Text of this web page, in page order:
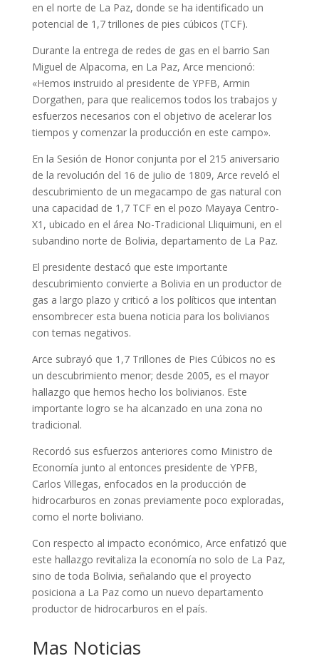
en el norte de La Paz, donde se ha identificado un
potencial de 1,7 trillones de pies cúbicos (TCF).
Durante la entrega de redes de gas en el barrio San
Miguel de Alpacoma, en La Paz, Arce mencionó:
«Hemos instruido al presidente de YPFB, Armin
Dorgathen, para que realicemos todos los trabajos y
esfuerzos necesarios con el objetivo de acelerar los
tiempos y comenzar la producción en este campo».
En la Sesión de Honor conjunta por el 215 aniversario
de la revolución del 16 de julio de 1809, Arce reveló el
descubrimiento de un megacampo de gas natural con
una capacidad de 1,7 TCF en el pozo Mayaya Centro-
X1, ubicado en el área No-Tradicional Lliquimuni, en el
subandino norte de Bolivia, departamento de La Paz.
El presidente destacó que este importante
descubrimiento convierte a Bolivia en un productor de
gas a largo plazo y criticó a los políticos que intentan
ensombrecer esta buena noticia para los bolivianos
con temas negativos.
Arce subrayó que 1,7 Trillones de Pies Cúbicos no es
un descubrimiento menor; desde 2005, es el mayor
hallazgo que hemos hecho los bolivianos. Este
importante logro se ha alcanzado en una zona no
tradicional.
Recordó sus esfuerzos anteriores como Ministro de
Economía junto al entonces presidente de YPFB,
Carlos Villegas, enfocados en la producción de
hidrocarburos en zonas previamente poco exploradas,
como el norte boliviano.
Con respecto al impacto económico, Arce enfatizó que
este hallazgo revitaliza la economía no solo de La Paz,
sino de toda Bolivia, señalando que el proyecto
posiciona a La Paz como un nuevo departamento
productor de hidrocarburos en el país.
Mas Noticias